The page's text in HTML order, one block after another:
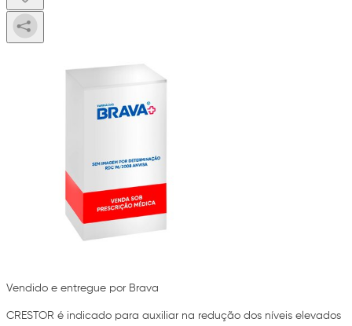
Vendido e entregue por Brava
CRESTOR é indicado para auxiliar na redução dos níveis elevados